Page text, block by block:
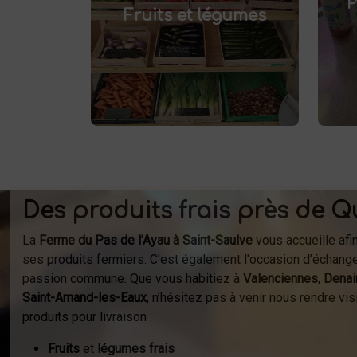
Fruits et légumes
des produits de saison, cultivés
localement. Goûtez la différence
: des produits sains et
respectueux de l'environnement.
Vente directe à la ferme ou
livraison à domicile.
Des produits frais près de
La Ferme du Pas de l’Ayau à Saint-Saulve vous accueille
ses produits fermiers. C’est également l'occasion
passion commune. Que vous habitiez à Valenciennes,
Saint-Amand-les-Eaux, n’hésitez pas à venir nous rendre
produits pour livraison :
Fruits et légumes frais